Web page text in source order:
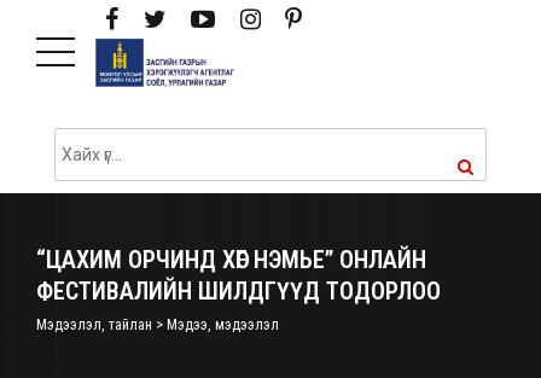
“ЦАХИМ ОРЧИНД ХӨГ НЭМЬЕ” ОНЛАЙН
ФЕСТИВАЛИЙН ШИЛДГҮҮД ТОДОРЛОО
Мэдээлэл, тайлан > Мэдээ, мэдээлэл